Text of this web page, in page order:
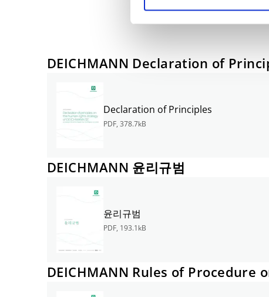
하고 가능하면 재발을 방
DEICHMANN Declaration of
Declaration of Principles
PDF, 378.7kB
DEICHMANN 윤리규범
윤리규범
PDF, 193.1kB
DEICHMANN Rules of